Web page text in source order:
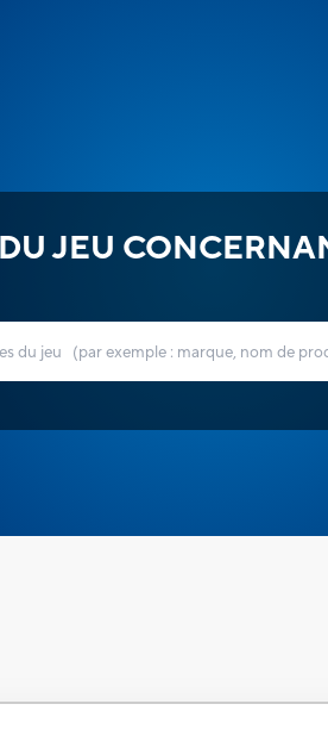
JEU